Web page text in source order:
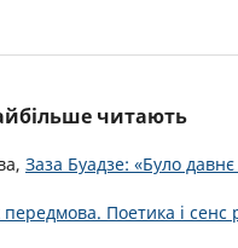
читають
Заза Буадзе: «Було
передмова. Поетика і